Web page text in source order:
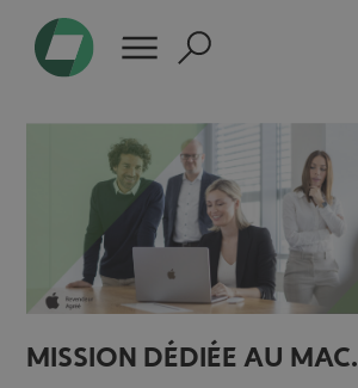
MISSION DÉDIÉE AU MAC.